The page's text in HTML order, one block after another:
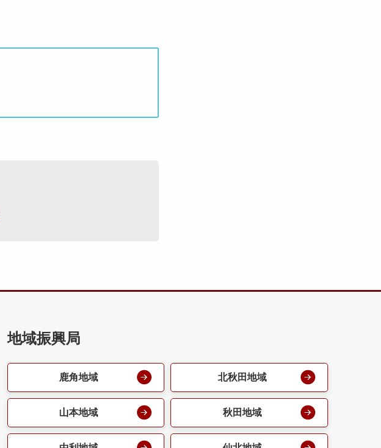
地域振興局
鹿角地域 北秋田地域
山本地域 秋田地域